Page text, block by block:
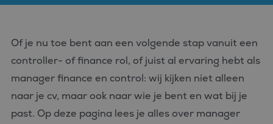
Of je nu toe bent aan een volgende stap vanuit een
controller- of finance rol, of juist al ervaring hebt als
manager finance en control: wij kijken niet alleen
naar je cv, maar ook naar wie je bent en wat bij je
past. Op deze pagina lees je alles over manager